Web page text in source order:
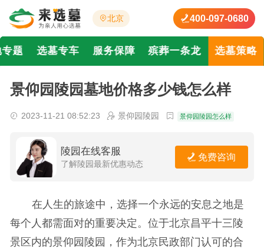
北京 400-097-0680
题 选墓专车 服务保障 殡葬一条龙 选墓策略
景仰园陵园墓地价格多少钱怎么样
2023-11-21 08:52:23 景仰园陵园 景仰园陵园怎么样
陵园在线客服
了解陵园最新优惠动态
免费咨询
在人生的旅途中，选择一个永远的安息之地是
每个人都需面对的重要决定。位于北京昌平十三陵
景区内的景仰园陵园，作为北京民政部门认可的合